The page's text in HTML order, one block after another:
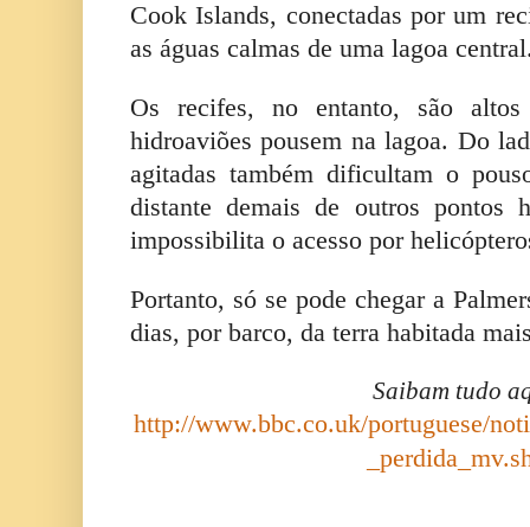
Cook Islands, conectadas por um
as águas calmas de uma lagoa
Os recifes, no entanto, são altos
hidroaviões pousem na lagoa. Do
agitadas também dificultam o
distante demais de outros pontos
impossibilita o acesso por
Portanto, só se pode chegar a
dias, por barco, da terra habitada
Saibam tudo
http://www.bbc.co.uk/portuguese/